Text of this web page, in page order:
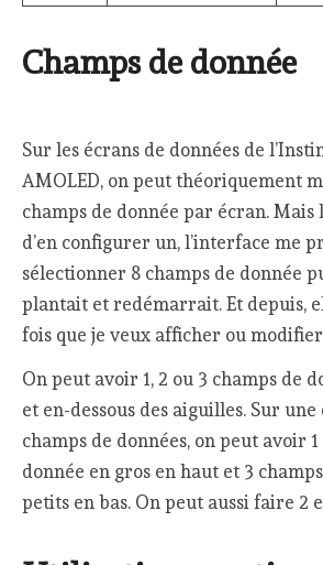
Champs de donnée
Sur les écrans de données de
AMOLED, on peut théoriquement
champs de donnée par écran. Mais
d’en configurer un, l’interface me
sélectionner 8 champs de donnée
plantait et redémarrait. Et depuis,
fois que je veux afficher ou
On peut avoir 1, 2 ou 3 champs de
et en-dessous des aiguilles. Sur
champs de données, on peut avoir
donnée en gros en haut et 3
petits en bas. On peut aussi faire 2